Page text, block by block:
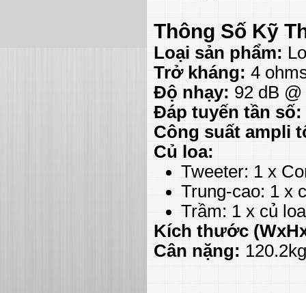
Thông Số Kỹ
Loại sản phẩm:
Trở kháng: 4
Độ nhạy: 92 dB
Đáp tuyến tần số:
Công suất ampli
Củ loa:
Tweeter: 1 x
Trung-cao: 1 x
Trầm: 1 x củ
Kích thước
Cân nặng: